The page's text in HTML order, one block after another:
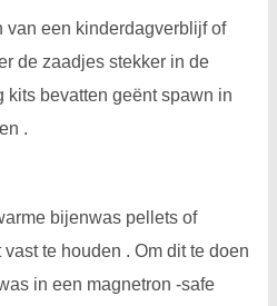
van een kinderdagverblijf of
de zaadjes stekker in de
kits bevatten geënt spawn in
.
bijenwas pellets of
te houden . Om dit te doen
in een magnetron -safe